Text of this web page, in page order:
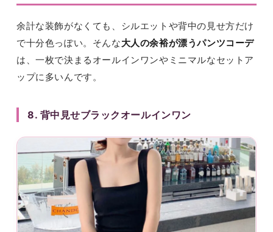
余計な装飾がなくても、シルエットや背中の見せ方だけ
で十分色っぽい。そんな大人の余裕が漂うパンツコーデ
は、一枚で決まるオールインワンやミニマルなセットア
ップに多いんです。
8. 背中見せブラックオールインワン